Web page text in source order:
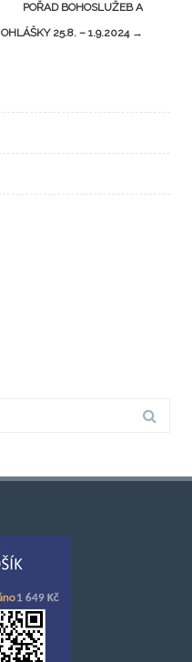
POŘAD BOHOSLUŽEB A
OHLÁŠKY 25.8. – 1.9.2024 →